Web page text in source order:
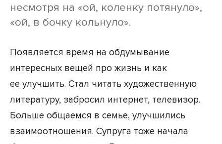
несмотря на «ой, коленку потянуло»,
«ой, в бочку кольнуло».
Появляется время на обдумывание
интересных вещей про жизнь и как
ее улучшить. Стал читать художественную
литературу, забросил интернет, телевизор.
Больше общаемся в семье, улучшились
взаимоотношения. Супруга тоже начала